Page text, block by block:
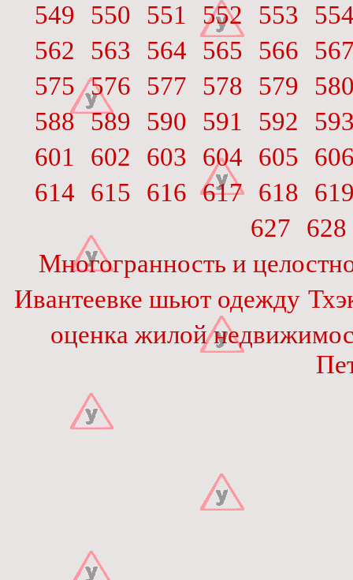
549
550 551 552 553
562
563 564 565 566
575 576 577 578 579
588 589 590 591 592
601
602 603 604 605
614
615 616 617 618
627
628
Многогранность и
Ивантеевке шьют одежду
оценка жилой